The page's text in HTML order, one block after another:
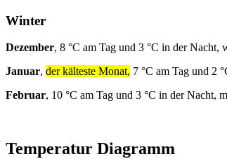
Winter
Dezember, 8 °C am Tag und 3 °C in der Nacht,
Januar, der kälteste Monat, 7 °C am Tag und 2
Februar, 10 °C am Tag und 3 °C in der Nacht,
Temperatur Diagramm